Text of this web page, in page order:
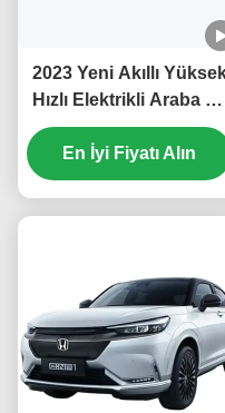
2023 Yeni Akıllı
Hızlı Elektrikli Araba Ev
Araba Ens1 Hon-da
Ens1 Elektrikli Suv Çin
Ev Araba Stock Hon-da
En İyi Fiyatı Alın